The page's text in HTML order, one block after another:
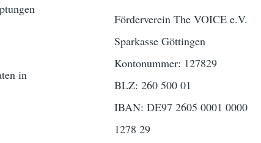
in
Förderverein The VOICE e.V.
Sparkasse Göttingen
Kontonummer: 127829
BLZ: 260 500 01
IBAN: DE97 2605 0001 0000
1278 29